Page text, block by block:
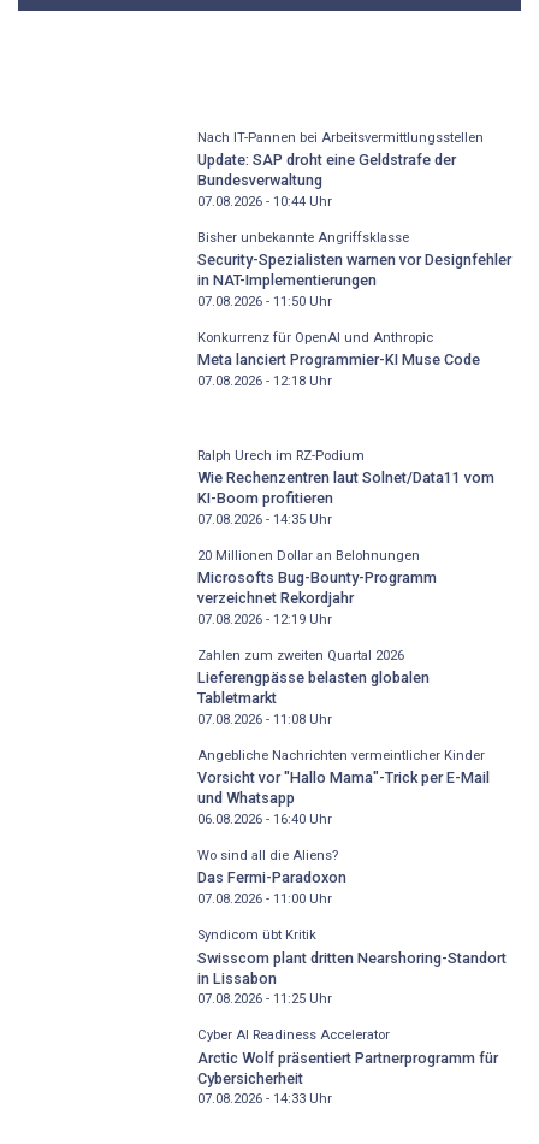
Nach IT-Pannen bei Arbeitsvermittlungsstellen
Update: SAP droht eine Geldstrafe der
Bundesverwaltung
07.08.2026 - 10:44Uhr
Bisher unbekannte Angriffsklasse
Security-Spezialisten warnen vor Designfehler
in NAT-Implementierungen
07.08.2026 - 11:50Uhr
Konkurrenz für OpenAI und Anthropic
Meta lanciert Programmier-KI Muse Code
07.08.2026 - 12:18Uhr
Ralph Urech im RZ-Podium
Wie Rechenzentren laut Solnet/Data11 vom
KI-Boom profitieren
07.08.2026 - 14:35Uhr
20 Millionen Dollar an Belohnungen
Microsofts Bug-Bounty-Programm
verzeichnet Rekordjahr
07.08.2026 - 12:19Uhr
Zahlen zum zweiten Quartal 2026
Lieferengpässe belasten globalen
Tabletmarkt
07.08.2026 - 11:08Uhr
Angebliche Nachrichten vermeintlicher Kinder
Vorsicht vor "Hallo Mama"-Trick per E-Mail
und Whatsapp
06.08.2026 - 16:40Uhr
Wo sind all die Aliens?
Das Fermi-Paradoxon
07.08.2026 - 11:00Uhr
Syndicom übt Kritik
Swisscom plant dritten Nearshoring-Standort
in Lissabon
07.08.2026 - 11:25Uhr
Cyber AI Readiness Accelerator
Arctic Wolf präsentiert Partnerprogramm für
Cybersicherheit
07.08.2026 - 14:33Uhr